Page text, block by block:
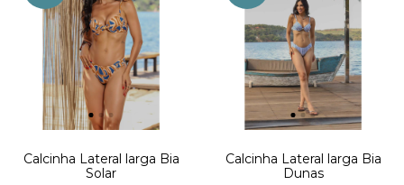
Calcinha Lateral larga Bia
Solar
Calcinha Lateral larga Bia
Dunas